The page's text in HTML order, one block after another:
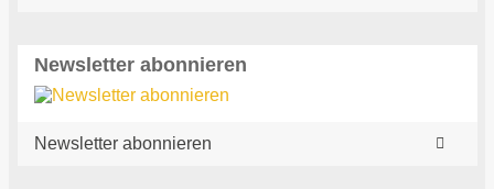
Newsletter abonnieren
Newsletter abonnieren